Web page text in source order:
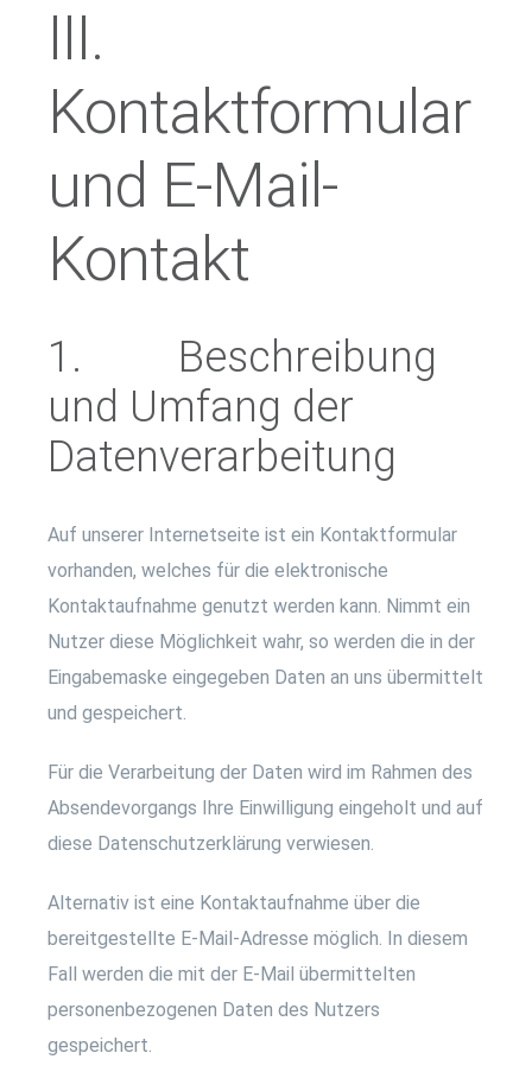
III.
Kontaktformular
und E-Mail-
Kontakt
1. Beschreibung
und Umfang der
Datenverarbeitung
Auf unserer Internetseite ist ein Kontaktformular
vorhanden, welches für die elektronische
Kontaktaufnahme genutzt werden kann. Nimmt ein
Nutzer diese Möglichkeit wahr, so werden die in der
Eingabemaske eingegeben Daten an uns übermittelt
und gespeichert.
Für die Verarbeitung der Daten wird im Rahmen des
Absendevorgangs Ihre Einwilligung eingeholt und auf
diese Datenschutzerklärung verwiesen.
Alternativ ist eine Kontaktaufnahme über die
bereitgestellte E-Mail-Adresse möglich. In diesem
Fall werden die mit der E-Mail übermittelten
personenbezogenen Daten des Nutzers
gespeichert.